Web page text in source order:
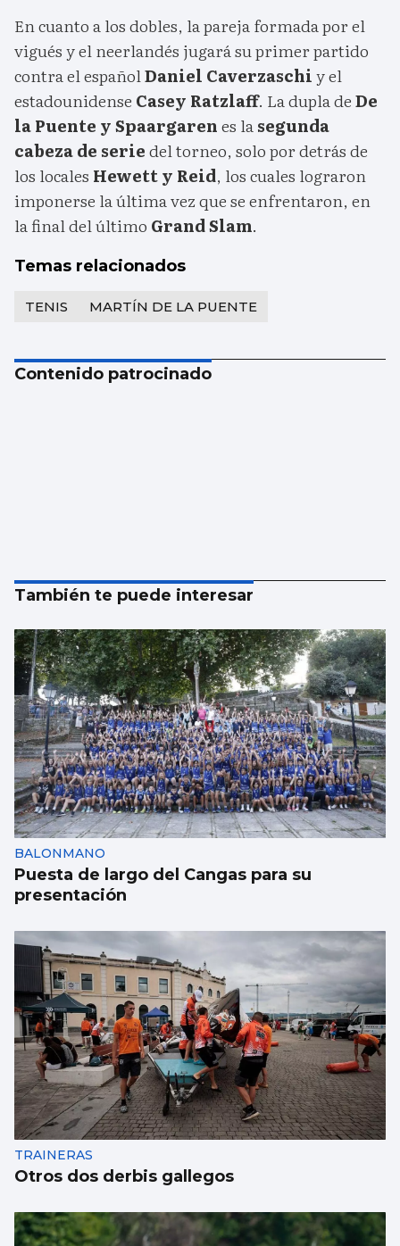
En cuanto a los dobles, la pareja formada por el
vigués y el neerlandés jugará su primer partido
contra el españolDaniel Caverzaschiy el
estadounidense Casey Ratzlaff. La dupla deDe
la Puente y Spaargarenes lasegunda
cabeza de seriedel torneo, solo por detrás de
los locales Hewett y Reid, los cuales lograron
imponerse la última vez que se enfrentaron, en
la final del último Grand Slam.
Temas relacionados
TENIS MARTÍN DE LA PUENTE
Contenido patrocinado
También te puede interesar
BALONMANO
Puesta de largo del Cangas para su
presentación
TRAINERAS
Otros dos derbis gallegos